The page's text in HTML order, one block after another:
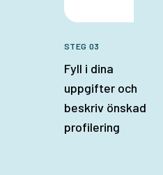
STEG 03
Fyll i dina
uppgifter och
beskriv önskad
profilering